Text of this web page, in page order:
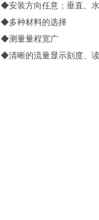
◆安装方向任意；垂直、
◆多种材料的选择
◆测量量程宽广
◆清晰的流量显示刻度、